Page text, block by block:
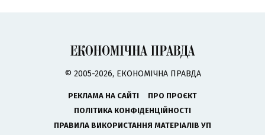
© 2005-2026, ЕКОНОМІЧНА ПРАВДА
РЕКЛАМА НА САЙТІ
ПРО ПРОЄКТ
ПОЛІТИКА КОНФІДЕНЦІЙНОСТІ
ПРАВИЛА ВИКОРИСТАННЯ МАТЕРІАЛІВ УП